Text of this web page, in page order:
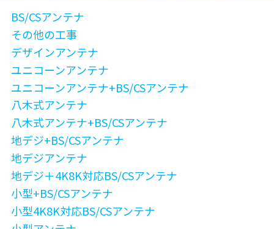
BS/CSアンテナ
その他の工事
デザインアンテナ
ユニコーンアンテナ
ユニコーンアンテナ+BS/CSアンテナ
八木式アンテナ
八木式アンテナ+BS/CSアンテナ
地デジ+BS/CSアンテナ
地デジアンテナ
地デジ＋4K8K対応BS/CSアンテナ
小型+BS/CSアンテナ
小型4K8K対応BS/CSアンテナ